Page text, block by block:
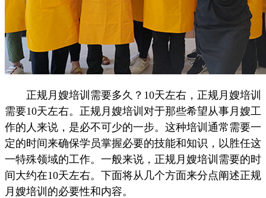
正规月嫂培训需要多久？10天左右，正规月嫂培训
需要10天左右。正规月嫂培训对于那些希望从事月嫂工
作的人来说，是必不可少的一步。这种培训通常需要一
定的时间来确保学员掌握必要的技能和知识，以胜任这
一特殊领域的工作。一般来说，正规月嫂培训需要的时
间大约在10天左右。下面将从几个方面来分点阐述正规
月嫂培训的必要性和内容。